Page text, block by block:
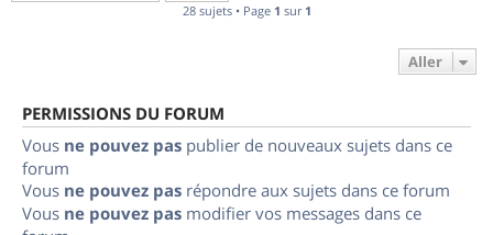
28 sujets • Page 1 sur 1
Aller
PERMISSIONS DU FORUM
Vous ne pouvez pas publier de nouveaux sujets dans ce
forum
Vous ne pouvez pas répondre aux sujets dans ce forum
Vous ne pouvez pas modifier vos messages dans ce